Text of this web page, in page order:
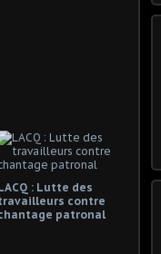
: Lutte des
contre
patronal